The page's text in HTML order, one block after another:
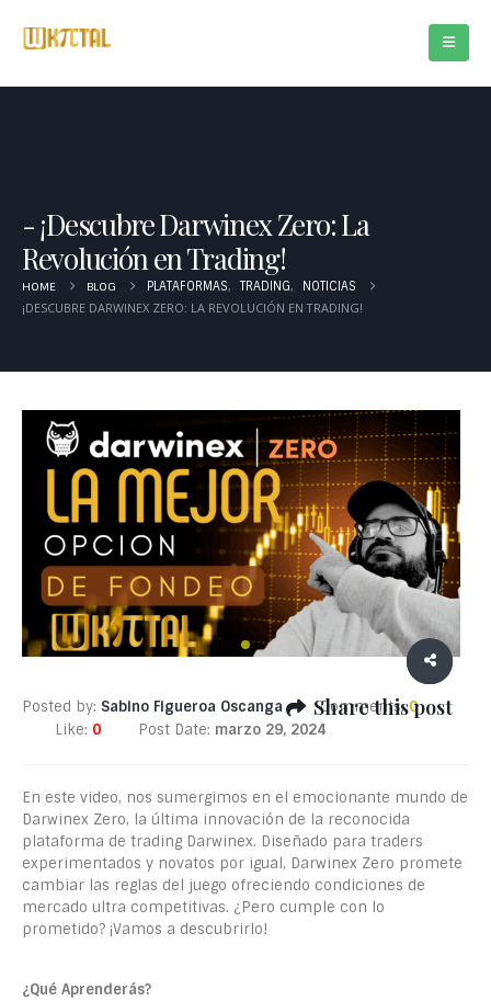
¡Descubre Darwinex Zero: La
Revolución en Trading!
HOME BLOG PLATAFORMAS, TRADING, NOTICIAS
¡DESCUBRE DARWINEX ZERO: LA REVOLUCIÓN EN TRADING!
Share this post
Posted by: Sabino Figueroa Oscanga Comments:0
Like: 0 Post Date: marzo 29, 2024
En este video, nos sumergimos en el emocionante mundo de
Darwinex Zero, la última innovación de la reconocida
plataforma de trading Darwinex. Diseñado para traders
experimentados y novatos por igual, Darwinex Zero promete
cambiar las reglas del juego ofreciendo condiciones de
mercado ultra competitivas. ¿Pero cumple con lo
prometido? ¡Vamos a descubrirlo!
¿Qué Aprenderás?